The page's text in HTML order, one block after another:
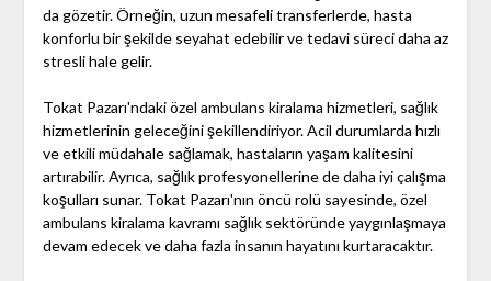
da gözetir. Örneğin, uzun mesafeli transferlerde, hasta
konforlu bir şekilde seyahat edebilir ve tedavi süreci daha az
stresli hale gelir.
Tokat Pazarı'ndaki özel ambulans kiralama hizmetleri, sağlık
hizmetlerinin geleceğini şekillendiriyor. Acil durumlarda hızlı
ve etkili müdahale sağlamak, hastaların yaşam kalitesini
artırabilir. Ayrıca, sağlık profesyonellerine de daha iyi çalışma
koşulları sunar. Tokat Pazarı'nın öncü rolü sayesinde, özel
ambulans kiralama kavramı sağlık sektöründe yaygınlaşmaya
devam edecek ve daha fazla insanın hayatını kurtaracaktır.